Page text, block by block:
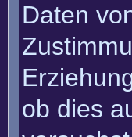
Daten
ob dies